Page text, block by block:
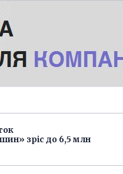
зріс до 6,5 млн